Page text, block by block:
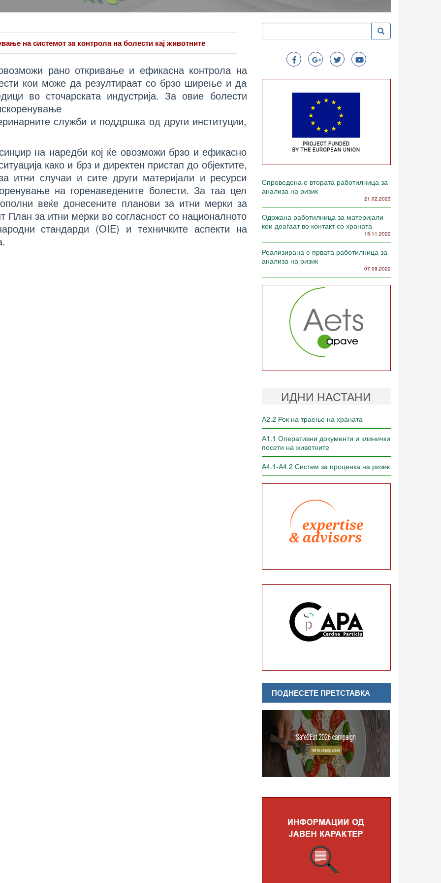
на системот за контрола на болести кај животните
рано откривање и ефикасна контрола на
кои може да резултираат со брзо ширење и да
во сточарската индустрија. За овие болести
служби и поддршка од други институции,
на наредби кој ќе овозможи брзо и ефикасно
како и брз и директен пристап до објектите,
итни случаи и сите други материјали и ресурси
на горенаведените болести. За таа цел
веќе донесените планови за итни мерки за
План за итни мерки во согласност со националното
стандарди (OIE) и техничките аспекти на
Search
Пребарување Пребарување
Спроведена е втората работилница за
анализа на ризик
21.02.2023
Одржана работилница за материјали
кои доаѓаат во контакт со храната
15.11.2022
Реализирана е првата работилница за
анализа на ризик
07.09.2022
ИДНИ НАСТАНИ
А2.2 Рок на траење на храната
А1.1 Оперативни документи и клинички
посети на животните
А4.1-А4.2 Систем за проценка на ризик
ПОДНЕСЕТЕ ПРЕТСТАВКА